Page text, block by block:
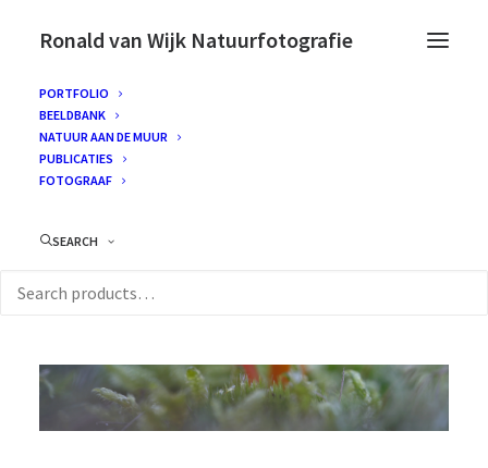
Ronald van Wijk Natuurfotografie
PORTFOLIO
BEELDBANK
NATUUR AAN DE MUUR
PUBLICATIES
FOTOGRAAF
SEARCH